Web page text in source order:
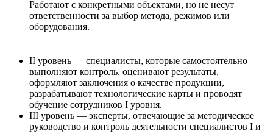
Работают с конкретными объектами, но не несут
ответственности за выбор метода, режимов или
оборудования.
II уровень — специалисты, которые самостоятельно
выполняют контроль, оценивают результаты,
оформляют заключения о качестве продукции,
разрабатывают технологические карты и проводят
обучение сотрудников I уровня.
III уровень — эксперты, отвечающие за методическое
руководство и контроль деятельности специалистов I и